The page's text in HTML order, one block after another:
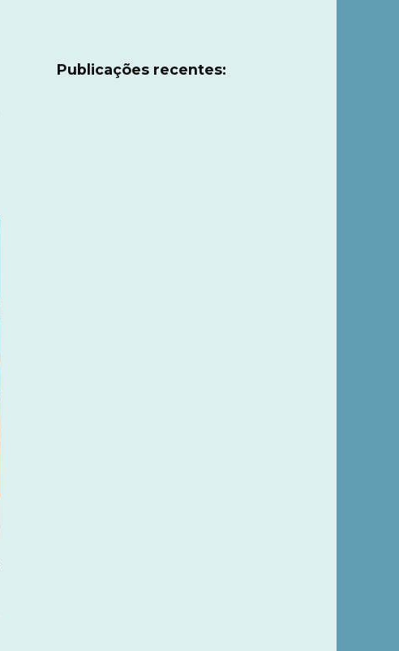
Publicações recentes: